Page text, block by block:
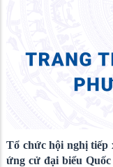
Tổ chức hội nghị tiếp
ứng cử đại biểu